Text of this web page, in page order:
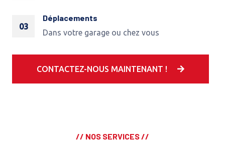
03
Déplacements
Dans votre garage ou chez vous
CONTACTEZ-NOUS MAINTENANT !
// NOS SERVICES //